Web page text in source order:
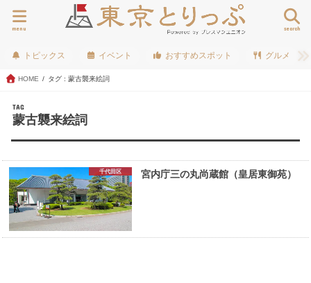
search
menu
トピックス イベント おすすめスポット グルメ
HOME タグ : 蒙古襲来絵詞
TAG
蒙古襲来絵詞
千代田区 宮内庁三の丸尚蔵館（皇居東御苑）